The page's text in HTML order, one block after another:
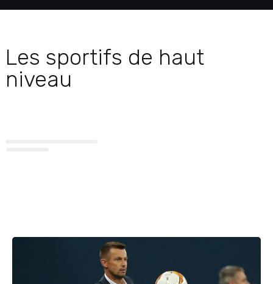
Les sportifs de haut
niveau